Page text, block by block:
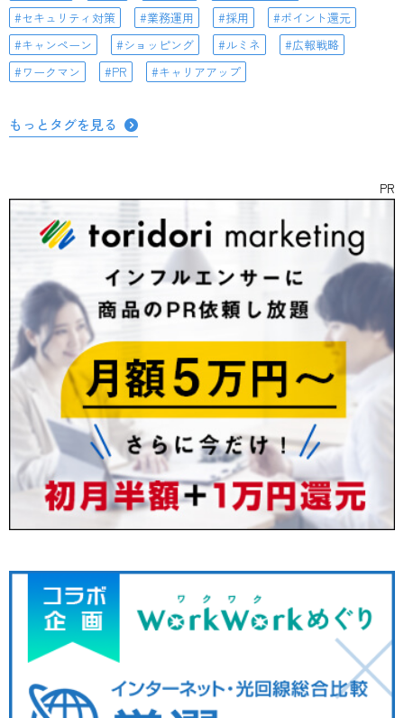
セキュリティ対策
業務運用 採用
ポイント還元
キャンペーン
ショッピング ルミネ
広報戦略
ワークマン
PR キャリアアップ
もっとタグを見る
PR